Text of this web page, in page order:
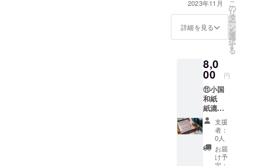
ていき
ます。
体験時
間 ​30分
程度​ 当
ち帰り
出来ま
す。
の特産
品・村
使った
山上染
リジナ
ルの染
め方の
ことで
す。 体
験時間
は約60
分で、
当日お
持ち帰
りいた
だけま
品のラ
表記さ
れま
前には
必ずお
届けの
リター
ンに貼
付され
たラベ
ルや注
意書き
をご確
認くだ
い。 ニックネー
ムでもOK
2023年11月
詳細を見る
こ
の
リ
タ
ー
ン
を
選
択
す
る
8,0
00 円
⑪小国
和紙
紙漉体
験（1
組）＋
写真集1
冊＋新
潟風景
支援
者：
0人
お届
け予